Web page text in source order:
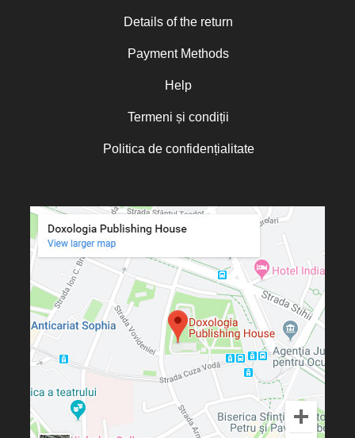
Details of the return
Payment Methods
Help
Termeni și condiții
Politica de confidențialitate